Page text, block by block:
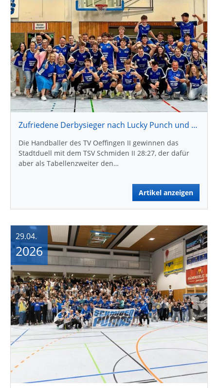
Zufriedene Derbysieger nach Lucky Punch und stolze Aufsteiger
Die Handballer des TV Oeffingen II gewinnen das
Stadtduell mit dem TSV Schmiden II 28:27, der dafür
aber als Tabellenzweiter den…
Artikel anzeigen
29.04.
2026